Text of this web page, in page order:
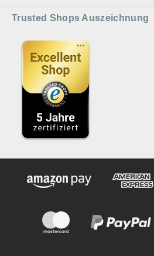
Trusted Shops Auszeichnung